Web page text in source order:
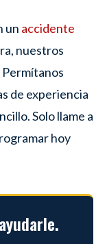
un accidente
nuestros
Permítanos
de experiencia
Solo llame a
hoy